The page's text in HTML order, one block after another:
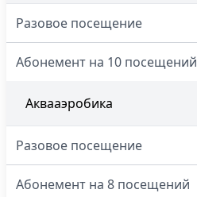
Разовое посещение
Абонемент на 10 посещений
Аквааэробика
Разовое посещение
Абонемент на 8 посещений